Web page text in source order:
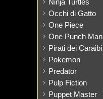
Ninja Turtles
Occhi di Gatto
One Piece
One Punch Man
Pirati dei Caraibi
Pokemon
Predator
Pulp Fiction
Puppet Master